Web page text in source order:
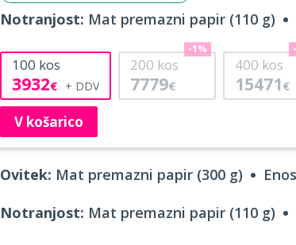
Notranjost: Mat premazni papir (110 g)
100 kos
3932€
200 kos
7779€
-1%
400 kos
15471 €
V košarico
Ovitek: Mat premazni papir (300 g)
Notranjost: Mat premazni papir (110 g)